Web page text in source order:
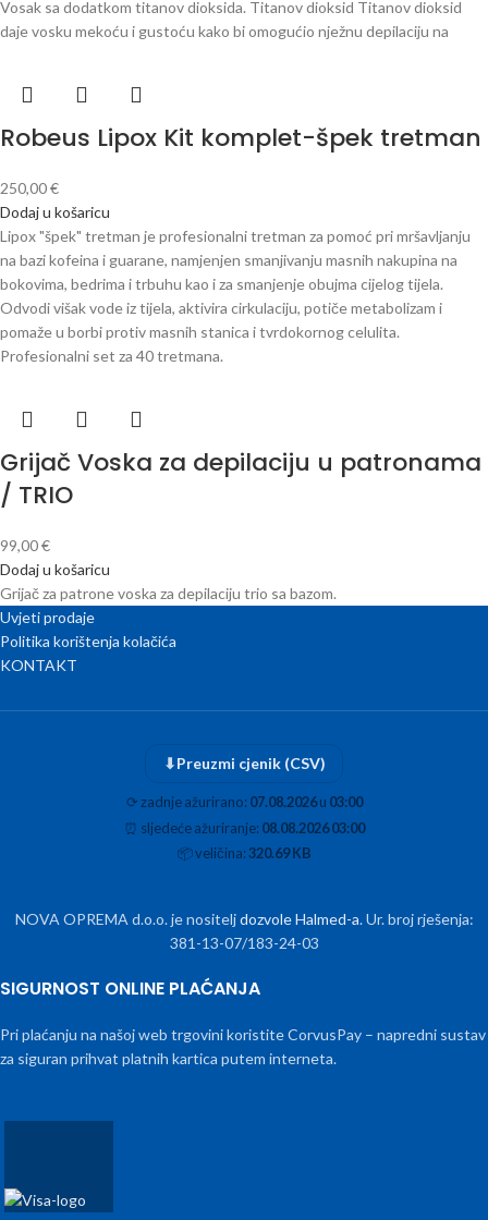
Vosak sa dodatkom titanov dioksida. Titanov dioksid Titanov dioksid
daje vosku mekoću i gustoću kako bi omogućio nježnu depilaciju na
Robeus Lipox Kit komplet-špek tretman
250,00€
Dodaj u košaricu
Lipox "špek" tretman je profesionalni tretman za pomoć pri mršavljanju
na bazi kofeina i guarane, namjenjen smanjivanju masnih nakupina na
bokovima, bedrima i trbuhu kao i za smanjenje obujma cijelog tijela.
Odvodi višak vode iz tijela, aktivira cirkulaciju, potiče metabolizam i
pomaže u borbi protiv masnih stanica i tvrdokornog celulita.
Profesionalni set za 40 tretmana.
Grijač Voska za depilaciju u patronama
/ TRIO
99,00€
Dodaj u košaricu
Grijač za patrone voska za depilaciju trio sa bazom.
Uvjeti prodaje
Politika korištenja kolačića
KONTAKT
⬇Preuzmi cjenik (CSV)
⟳zadnje ažurirano:07.08.2026u 03:00
⏰ sljedeće ažuriranje:08.08.2026 03:00
📦veličina:320.69 KB
NOVA OPREMA d.o.o. je nositeljdozvole Halmed-a. Ur. broj rješenja:
381-13-07/183-24-03
SIGURNOST ONLINE PLAĆANJA
Pri plaćanju na našoj web trgovini koristite CorvusPay – napredni sustav
za siguran prihvat platnih kartica putem interneta.